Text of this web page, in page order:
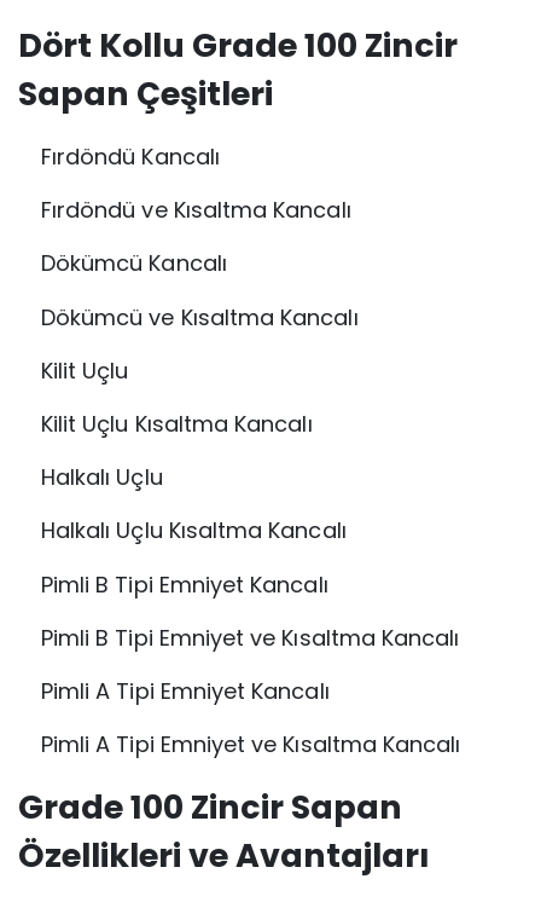
Dört Kollu Grade 100 Zincir
Sapan Çeşitleri
Fırdöndü Kancalı
Fırdöndü ve Kısaltma Kancalı
Dökümcü Kancalı
Dökümcü ve Kısaltma Kancalı
Kilit Uçlu
Kilit Uçlu Kısaltma Kancalı
Halkalı Uçlu
Halkalı Uçlu Kısaltma Kancalı
Pimli B Tipi Emniyet Kancalı
Pimli B Tipi Emniyet ve Kısaltma Kancalı
Pimli A Tipi Emniyet Kancalı
Pimli A Tipi Emniyet ve Kısaltma Kancalı
Grade 100 Zincir Sapan
Özellikleri ve Avantajları